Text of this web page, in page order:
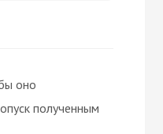
оно
полученным